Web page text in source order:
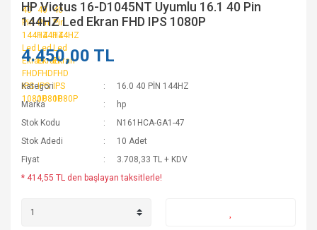
HP Victus 16-D1045NT Uyumlu 16.1 40 Pin
144HZ Led Ekran FHD IPS 1080P
4.450,00 TL
Kategori
16.0 40 PİN 144HZ
Marka
hp
Stok Kodu
N161HCA-GA1-47
Stok Adedi
10 Adet
Fiyat
3.708,33 TL + KDV
* 414,55 TL den başlayan taksitlerle!